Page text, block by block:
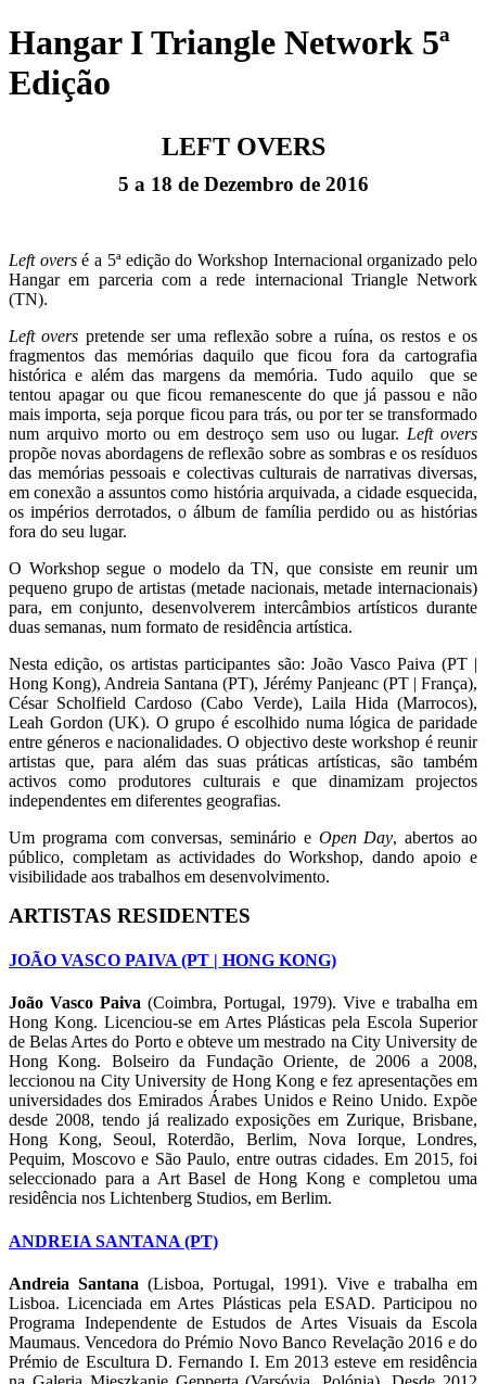
Hangar I Triangle Network 5ª
Edição
LEFT OVERS
5 a 18 de Dezembro de 2016
Left oversé a 5ª edição do Workshop Internacional organizado pelo
Hangar em parceria com a rede internacional Triangle Network
(TN).
Left overs pretende ser uma reflexão sobre a ruína, os restos e os
fragmentos das memórias daquilo que ficou fora da cartografia
histórica e além das margens da memória. Tudo aquilo que se
tentou apagar ou que ficou remanescente do que já passou e não
mais importa, seja porque ficou para trás, ou por ter se transformado
num arquivo morto ou em destroço sem uso ou lugar. Left overs
propõe novas abordagens de reflexão sobre as sombras e os resíduos
das memórias pessoais e colectivas culturais de narrativas diversas,
em conexão a assuntos como história arquivada, a cidade esquecida,
os impérios derrotados, o álbum de família perdido ou as histórias
fora do seu lugar.
O Workshop segue o modelo da TN, que consiste em reunir um
pequeno grupo de artistas (metade nacionais, metade internacionais)
para, em conjunto, desenvolverem intercâmbios artísticos durante
duas semanas, num formato de residência artística.
Nesta edição, os artistas participantes são: João Vasco Paiva (PT |
Hong Kong), Andreia Santana (PT), Jérémy Panjeanc (PT | França),
César Scholfield Cardoso (Cabo Verde), Laila Hida (Marrocos),
Leah Gordon (UK). O grupo é escolhido numa lógica de paridade
entre géneros e nacionalidades. O objectivo deste workshop é reunir
artistas que, para além das suas práticas artísticas, são também
activos como produtores culturais e que dinamizam projectos
independentes em diferentes geografias.
Um programa com conversas, seminário e Open Day, abertos ao
público, completam as actividades do Workshop, dando apoio e
visibilidade aos trabalhos em desenvolvimento.
ARTISTAS RESIDENTES
JOÃO VASCO PAIVA (PT | HONG KONG)
João Vasco Paiva (Coimbra, Portugal, 1979). Vive e trabalha em
Hong Kong. Licenciou-se em Artes Plásticas pela Escola Superior
de Belas Artes do Porto e obteve um mestrado na City University de
Hong Kong. Bolseiro da Fundação Oriente, de 2006 a 2008,
leccionou na City University de Hong Kong e fez apresentações em
universidades dos Emirados Árabes Unidos e Reino Unido. Expõe
desde 2008, tendo já realizado exposições em Zurique, Brisbane,
Hong Kong, Seoul, Roterdão, Berlim, Nova Iorque, Londres,
Pequim, Moscovo e São Paulo, entre outras cidades. Em 2015, foi
seleccionado para a Art Basel de Hong Kong e completou uma
residência nos Lichtenberg Studios, em Berlim.
ANDREIA SANTANA (PT)
Andreia Santana (Lisboa, Portugal, 1991). Vive e trabalha em
Lisboa. Licenciada em Artes Plásticas pela ESAD. Participou no
Programa Independente de Estudos de Artes Visuais da Escola
Maumaus. Vencedora do Prémio Novo Banco Revelação 2016 e do
Prémio de Escultura D. Fernando I. Em 2013 esteve em residência